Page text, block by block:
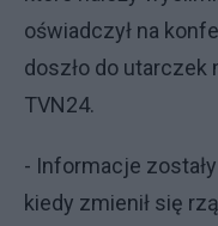
oświadczył na
doszło do utarczek
TVN24.
- Informacje
kiedy zmienił się